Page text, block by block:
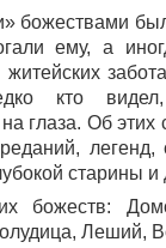
божествами
ему, а
кто
глаза. Об этих
легенд,
старины
божеств:
Леший,